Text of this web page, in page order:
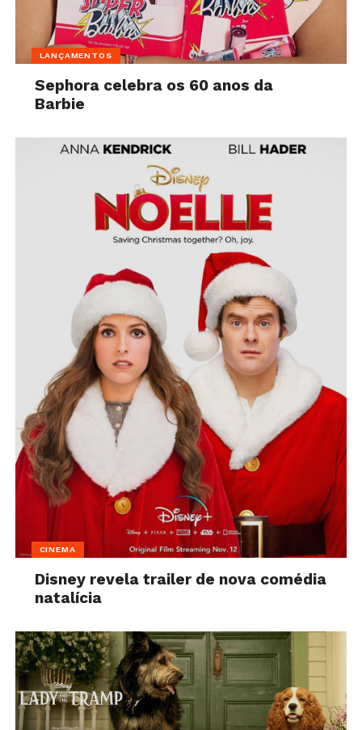
LANÇAMENTOS
Sephora celebra os 60 anos da
Barbie
CINEMA
Disney revela trailer de nova comédia
natalícia